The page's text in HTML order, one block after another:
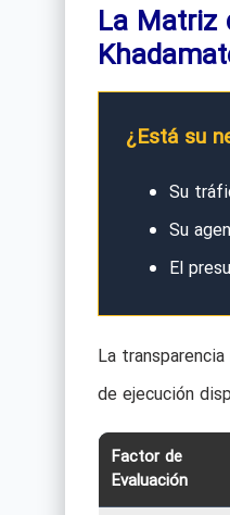
La Matriz
¿Está su
Su
Su
El
La
de ejecución
Factor de
Evaluación